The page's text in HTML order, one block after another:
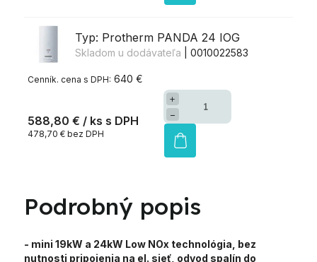
Typ: Protherm PANDA 24 IOG
Skladom u dodávateľa | 0010022583
640 €
588,80 € / ks
478,70 € bez DPH
+
−
Podrobný popis
- mini 19kW a 24kW Low NOx technológia, bez
nutnosti pripojenia na el. sieť, odvod spalín do